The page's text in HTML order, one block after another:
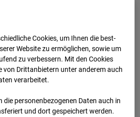
Cookies, um Ihnen die best­
Website zu ermöglichen, sowie um
zu verbessern. Mit den Cookies
von Drittanbietern unter anderem auch
verarbeitet.
die personenbezogenen Daten auch in
und dort gespeichert werden.